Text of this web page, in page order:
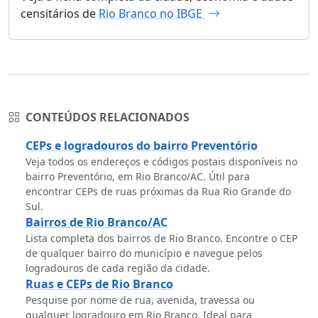
censitários de Rio Branco no IBGE
CONTEÚDOS RELACIONADOS
CEPs e logradouros do bairro Preventório
Veja todos os endereços e códigos postais disponíveis no
bairro Preventório, em Rio Branco/AC. Útil para
encontrar CEPs de ruas próximas da Rua Rio Grande do
Sul.
Bairros de Rio Branco/AC
Lista completa dos bairros de Rio Branco. Encontre o CEP
de qualquer bairro do município e navegue pelos
logradouros de cada região da cidade.
Ruas e CEPs de Rio Branco
Pesquise por nome de rua, avenida, travessa ou
qualquer logradouro em Rio Branco. Ideal para